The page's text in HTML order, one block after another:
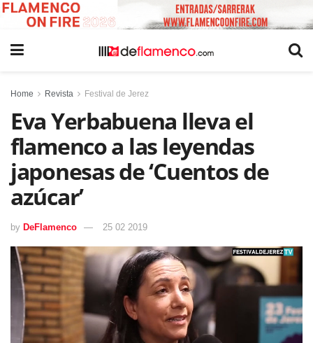
Home Revista Festival de Jerez
Eva Yerbabuena lleva el
flamenco a las leyendas
japonesas de ‘Cuentos de
azúcar’
by DeFlamenco 25 02 2019